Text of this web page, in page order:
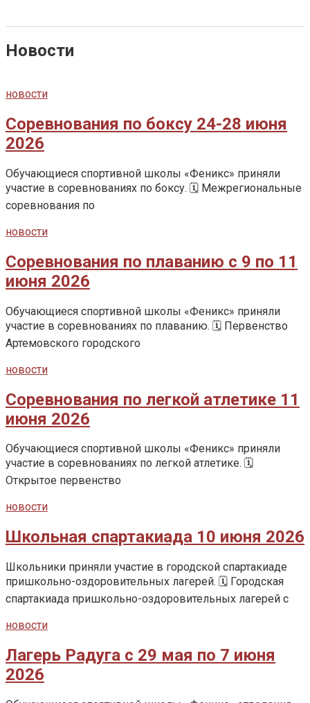
Новости
новости
Соревнования по боксу 24-28 июня
2026
Обучающиеся спортивной школы «Феникс» приняли
участие в соревнованиях по боксу. 🗓️ Межрегиональные
соревнования по
новости
Соревнования по плаванию с 9 по 11
июня 2026
Обучающиеся спортивной школы «Феникс» приняли
участие в соревнованиях по плаванию. 🗓️ Первенство
Артемовского городского
новости
Соревнования по легкой атлетике 11
июня 2026
Обучающиеся спортивной школы «Феникс» приняли
участие в соревнованиях по легкой атлетике. 🗓️
Открытое первенство
новости
Школьная спартакиада 10 июня 2026
Школьники приняли участие в городской спартакиаде
пришкольно-оздоровительных лагерей. 🗓️ Городская
спартакиада пришкольно-оздоровительных лагерей с
новости
Лагерь Радуга с 29 мая по 7 июня
2026